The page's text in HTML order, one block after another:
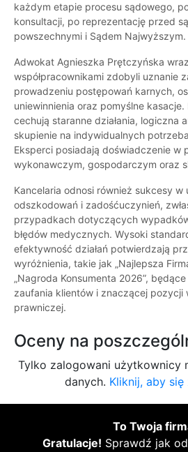
każdym etapie procesu sądowego,
konsultacji, po reprezentację przed
powszechnymi i Sądem Najwyższym.
Adwokat Agnieszka Prętczyńska
współpracownikami zdobyli uznanie
prowadzeniu postępowań karnych,
uniewinnienia oraz pomyślne
cechują staranne działania, logiczna
skupienie na indywidualnych
Eksperci posiadają doświadczenie w
wykonawczym, gospodarczym oraz
Kancelaria odnosi również sukcesy w
odszkodowań i zadośćuczynień,
przypadkach dotyczących
błędów medycznych. Wysoki
efektywność działań potwierdzają
wyróżnienia, takie jak „Najlepsza
„Nagroda Konsumenta 2026”,
zaufania klientów i znaczącej pozycji
prawniczej.
Oceny na
Tylko zalogowani użytkownicy
danych. Kliknij, aby
To Twoja
Gratulacje! Sprawdź jak